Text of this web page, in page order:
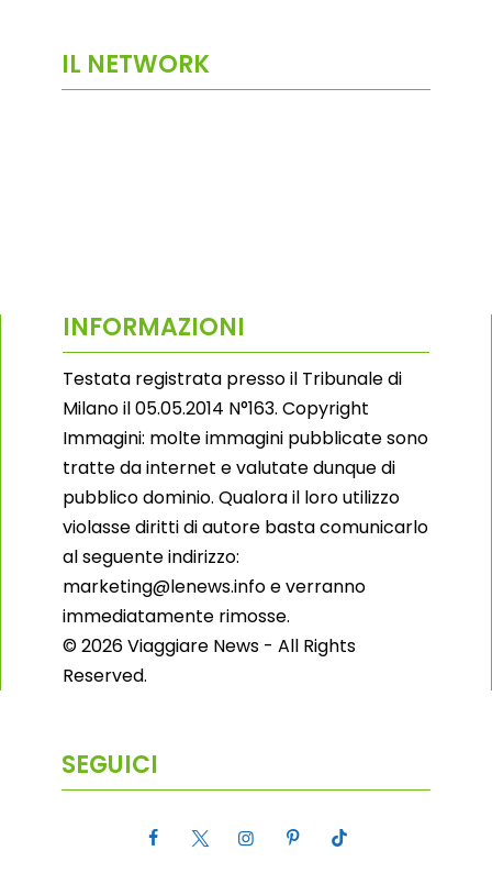
IL NETWORK
INFORMAZIONI
Testata registrata presso il Tribunale di
Milano il 05.05.2014 N°163. Copyright
Immagini: molte immagini pubblicate sono
tratte da internet e valutate dunque di
pubblico dominio. Qualora il loro utilizzo
violasse diritti di autore basta comunicarlo
al seguente indirizzo:
marketing@lenews.info e verranno
immediatamente rimosse.
© 2026 Viaggiare News - All Rights
Reserved.
SEGUICI